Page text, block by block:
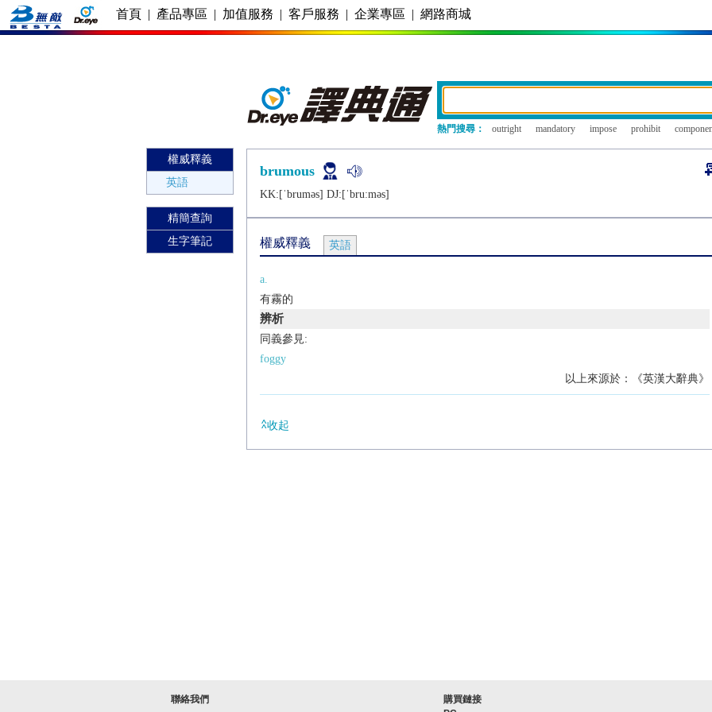
首頁 | 產品專區 | 加值服務 | 客戶服務 | 企業專區 | 網路商城
熱門搜尋： outright mandatory impose prohibit
權威釋義
英語
精簡查詢
生字筆記
brumous
KK:[ˈbrumǝs] DJ:[ˈbruːmǝs]
權威釋義 英語
a.
有霧的
辨析
同義參見:
foggy
以上來源於：《英漢大辭典》
收起
聯絡我們
購買鏈接